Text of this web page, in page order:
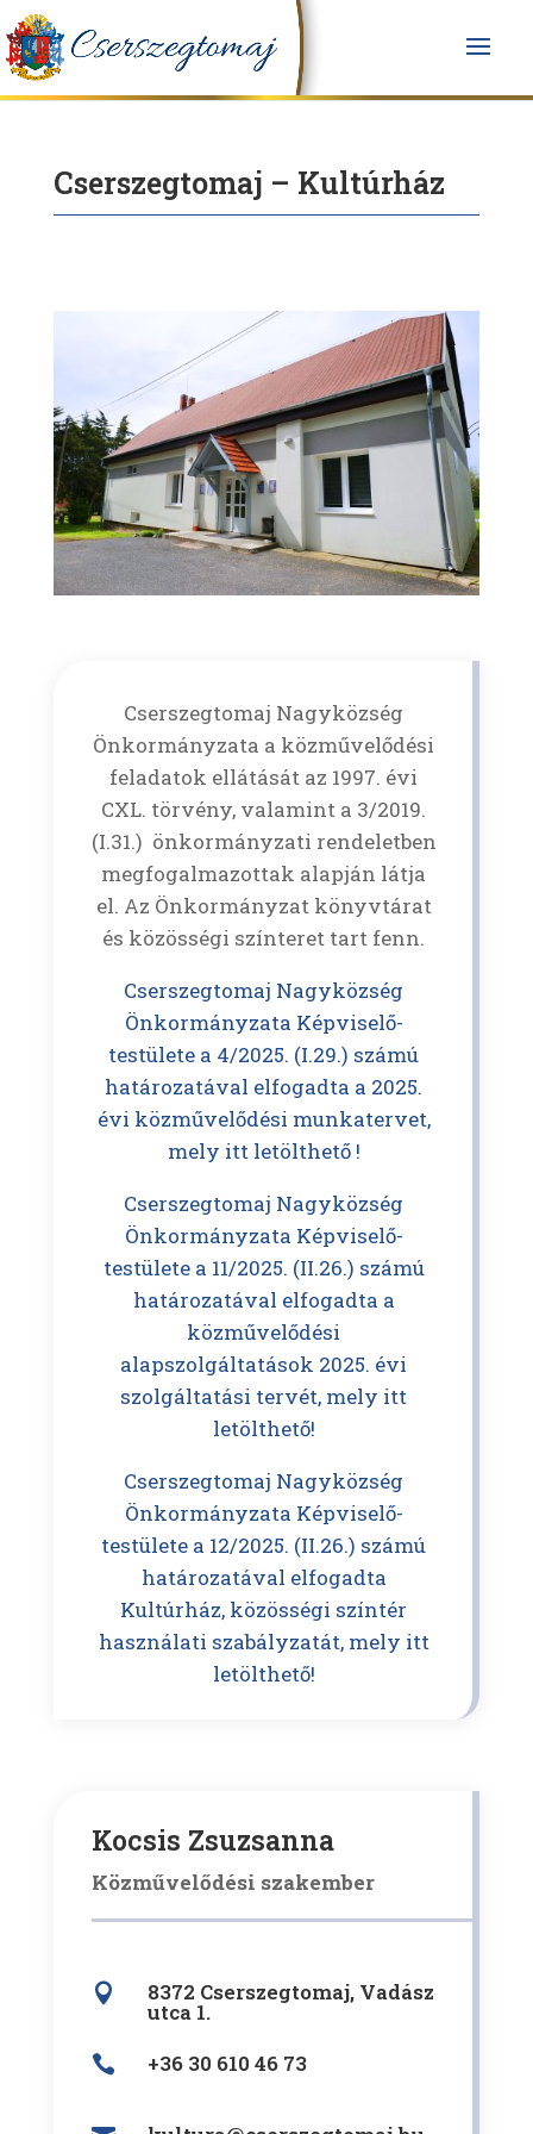
Cserszegtomaj – Kultúrház
Cserszegtomaj Nagyközség
Önkormányzata a közművelődési
feladatok ellátását az 1997. évi
CXL. törvény, valamint a 3/2019.
(I.31.) önkormányzati rendeletben
megfogalmazottak alapján látja
el. Az Önkormányzat könyvtárat
és közösségi színteret tart fenn.
Cserszegtomaj Nagyközség
Önkormányzata Képviselő-
testülete a 4/2025. (I.29.) számú
határozatával elfogadta a 2025.
évi közművelődési munkatervet,
mely itt letölthető !
Cserszegtomaj Nagyközség
Önkormányzata Képviselő-
testülete a 11/2025. (II.26.) számú
határozatával elfogadta a
közművelődési
alapszolgáltatások 2025. évi
szolgáltatási tervét, mely itt
letölthető!
Cserszegtomaj Nagyközség
Önkormányzata Képviselő-
testülete a 12/2025. (II.26.) számú
határozatával elfogadta
Kultúrház, közösségi színtér
használati szabályzatát, mely itt
letölthető!
Kocsis Zsuzsanna
Közművelődési szakember
 8372 Cserszegtomaj, Vadász
utca 1.
 +36 30 610 46 73